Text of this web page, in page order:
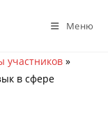
Меню
участников »
в сфере